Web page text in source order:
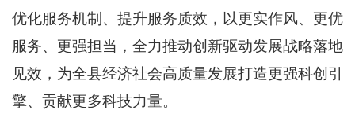
优化服务机制、提升服务质效，以更实作风、更优
服务、更强担当，全力推动创新驱动发展战略落地
见效，为全县经济社会高质量发展打造更强科创引
擎、贡献更多科技力量。